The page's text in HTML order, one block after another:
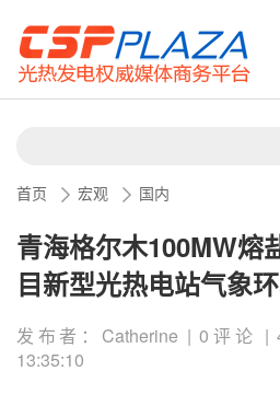
首页 宏观 国内
青海格尔木100MW熔
目新型光热电站气象
发布者：Catherine | 0评论 |
13:35:10